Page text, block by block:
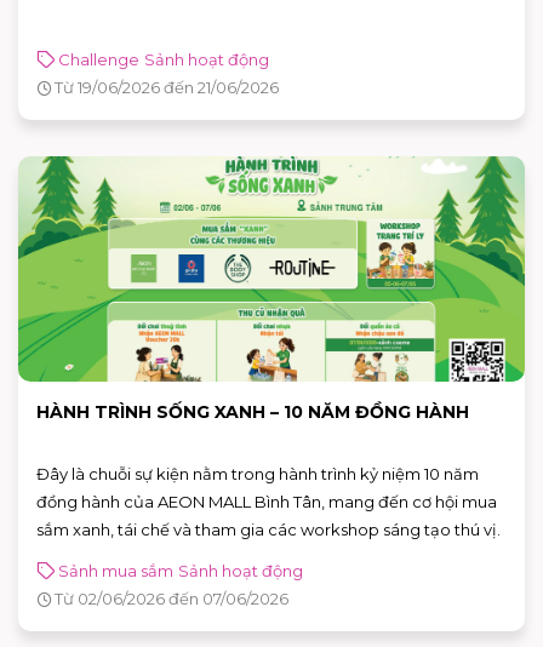
Challenge Sảnh hoạt động
Từ 19/06/2026 đến 21/06/2026
HÀNH TRÌNH SỐNG XANH – 10 NĂM ĐỒNG HÀNH
Đây là chuỗi sự kiện nằm trong hành trình kỷ niệm 10 năm
đồng hành của AEON MALL Bình Tân, mang đến cơ hội mua
sắm xanh, tái chế và tham gia các workshop sáng tạo thú vị.
Sảnh mua sắm Sảnh hoạt động
Từ 02/06/2026 đến 07/06/2026